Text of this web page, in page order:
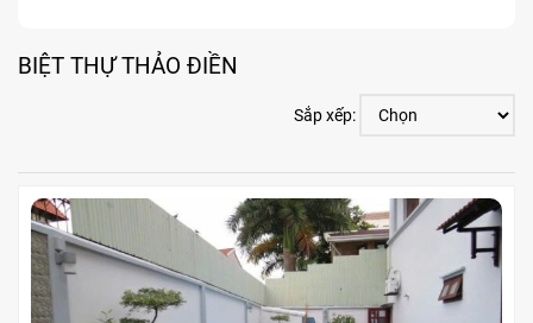
BIỆT THỰ THẢO ĐIỀN
Sắp xếp: